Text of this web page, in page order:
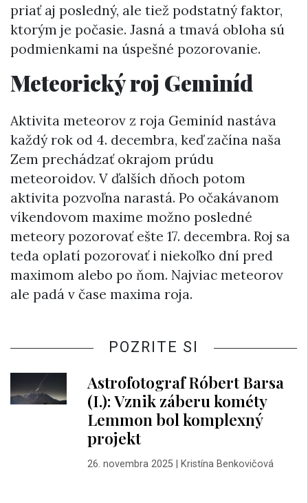
priať aj posledný, ale tiež podstatný faktor,
ktorým je počasie. Jasná a tmavá obloha sú
podmienkami na úspešné pozorovanie.
Meteorický roj Geminíd
Aktivita meteorov z roja Geminíd nastáva
každý rok od 4. decembra, keď začína naša
Zem prechádzať okrajom prúdu
meteoroidov. V ďalších dňoch potom
aktivita pozvoľna narastá. Po očakávanom
víkendovom maxime možno posledné
meteory pozorovať ešte 17. decembra. Roj sa
teda oplatí pozorovať i niekoľko dní pred
maximom alebo po ňom. Najviac meteorov
ale padá v čase maxima roja.
POZRITE SI
Astrofotograf Róbert Barsa
(I.): Vznik záberu kométy
Lemmon bol komplexný
projekt
26. novembra 2025| Kristína Benkovičová